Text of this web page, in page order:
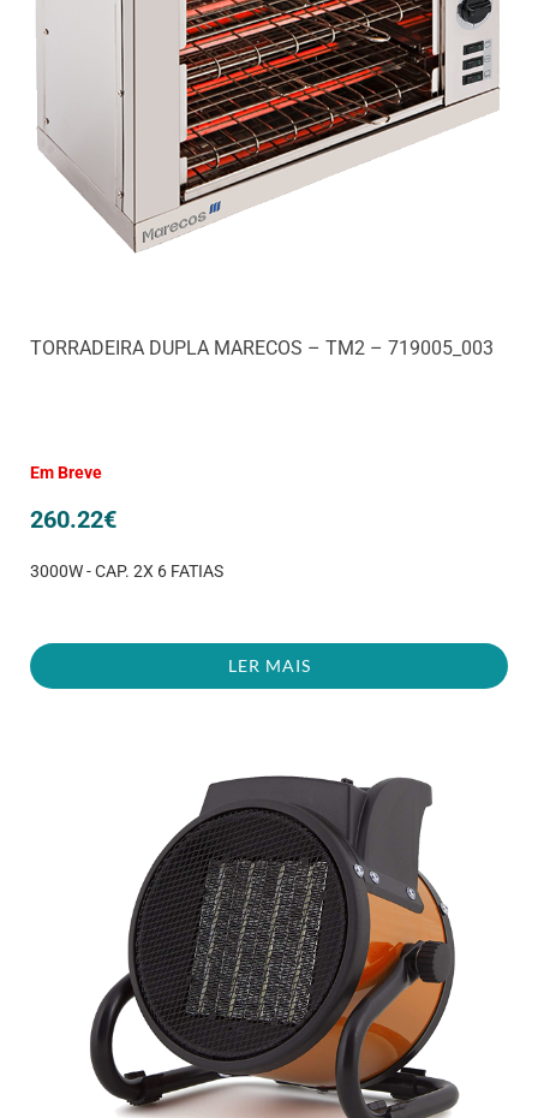
TORRADEIRA DUPLA MARECOS – TM2 – 719005_003
Em Breve
260.22€
3000W - CAP. 2X 6 FATIAS
LER MAIS